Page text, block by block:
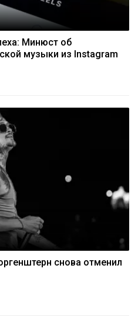
Минюст об
музыки из Instagram
снова отменил